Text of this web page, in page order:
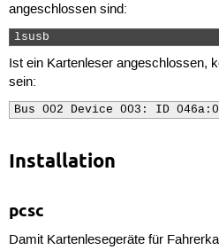
angeschlossen sind:
lsusb
Ist ein Kartenleser angeschlossen,
sein:
Bus 002 Device 003: ID
Installation
pcsc
Damit Kartenlesegeräte für